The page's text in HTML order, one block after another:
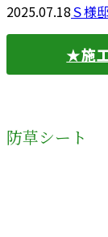
2025.07.18Ｓ様
★施
防草シート